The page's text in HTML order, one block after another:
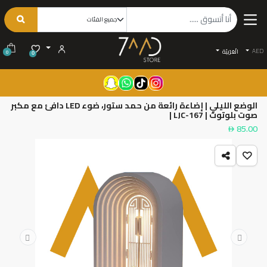
AED الْعَرَبيّة 0
0
الوضع الليلي | إضاءة رائعة من حمد ستور، ضوء LED دافئ مع مكبر
صوت بلوتوث | LJC-167 |
85.00